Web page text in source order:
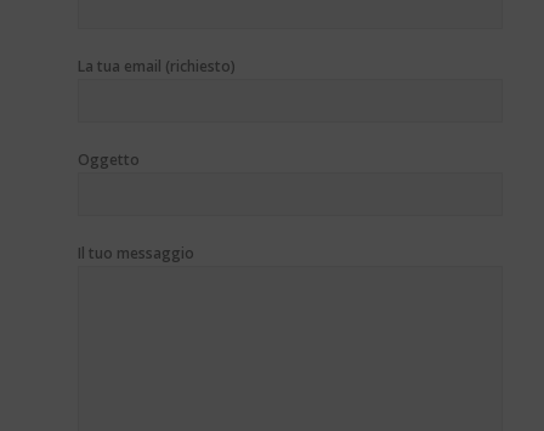
La tua email (richiesto)
Oggetto
Il tuo messaggio